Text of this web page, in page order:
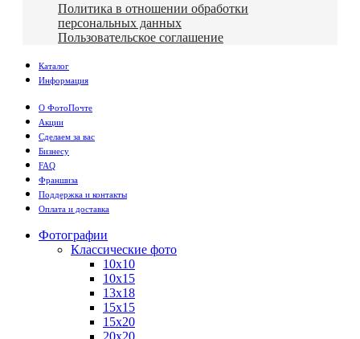
Политика в отношении обработки
персональных данных
Пользовательское соглашение
Каталог
Информация
О ФотоПочте
Акции
Сделаем за вас
Бизнесу
FAQ
Франшиза
Поддержка и контакты
Оплата и доставка
Фотографии
Классические фото
10х10
10х15
13х18
15х15
15х20
20х20